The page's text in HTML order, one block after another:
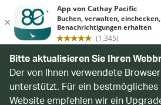
Bitte aktualisieren Sie Ihren
Der von Ihnen verwendete
unterstützt. Für ein bestmögliches
Website empfehlen wir ein